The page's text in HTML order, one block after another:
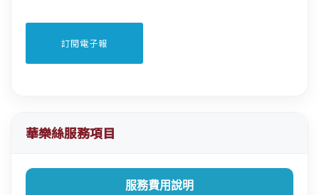
華樂絲服務項目
服務費用說明